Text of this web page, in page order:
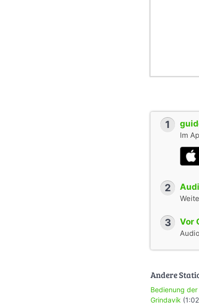
1
Im
2
3 Vor
Andere
Bedienung
Grindavík